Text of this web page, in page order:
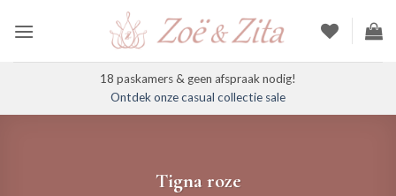
naar
18 paskamers & geen afspraak nodig!
Ontdek onze casual collectie sale
Tigna roze